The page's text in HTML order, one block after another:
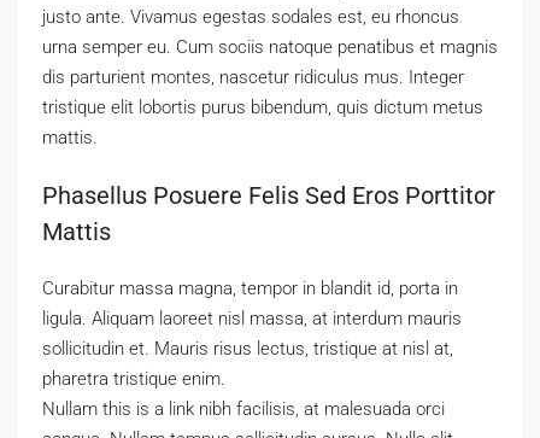
justo ante. Vivamus egestas sodales est, eu rhoncus
urna semper eu. Cum sociis natoque penatibus et magnis
dis parturient montes, nascetur ridiculus mus. Integer
tristique elit lobortis purus bibendum, quis dictum metus
mattis.
Phasellus Posuere Felis Sed Eros Porttitor
Mattis
Curabitur massa magna, tempor in blandit id, porta in
ligula. Aliquam laoreet nisl massa, at interdum mauris
sollicitudin et. Mauris risus lectus, tristique at nisl at,
pharetra tristique enim.
Nullam this is a link nibh facilisis, at malesuada orci